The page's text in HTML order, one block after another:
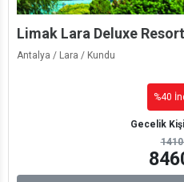
Limak Lara Deluxe Resort
Antalya / Lara / Kundu
%40
Gecelik Kişi